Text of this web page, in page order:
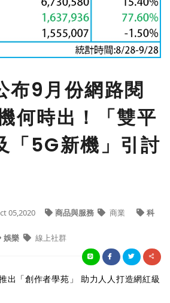
布9月份網路閱
何時出！「雙平
「5G新機」引討
05,2020 商品與服務 商業 科
娛樂 線上社群
出「創作者學苑」 助力人人打造網紅級